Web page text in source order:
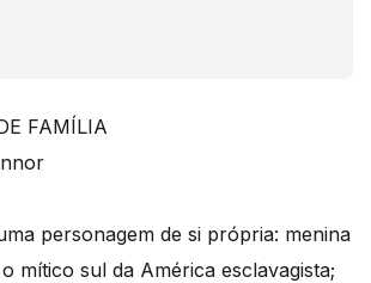
FAMÍLIA
personagem de si própria: menina
mítico sul da América esclavagista;